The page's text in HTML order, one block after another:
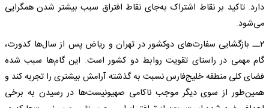
دارد. تاکید بر نقاط اشتراک به‌جای نقاط افتراق سبب بیشتر شدن همگرایی
می‌شود.
​​​​​​​۲ــ بازگشایی سفارت‌های دوکشور در تهران و ریاض پس از سال‌ها کدورت،
گام مهمی در راستای تقویت روابط دو کشور است. این گام‌ها سبب شده
فضای کلی منطقه خلیج‌فارس نسبت به گذشته آرامش بیشتری را تجربه کند و
همین‌طور از سوی دیگر موجب ناکامی صهیونیست‌ها در رسیدن به برخی